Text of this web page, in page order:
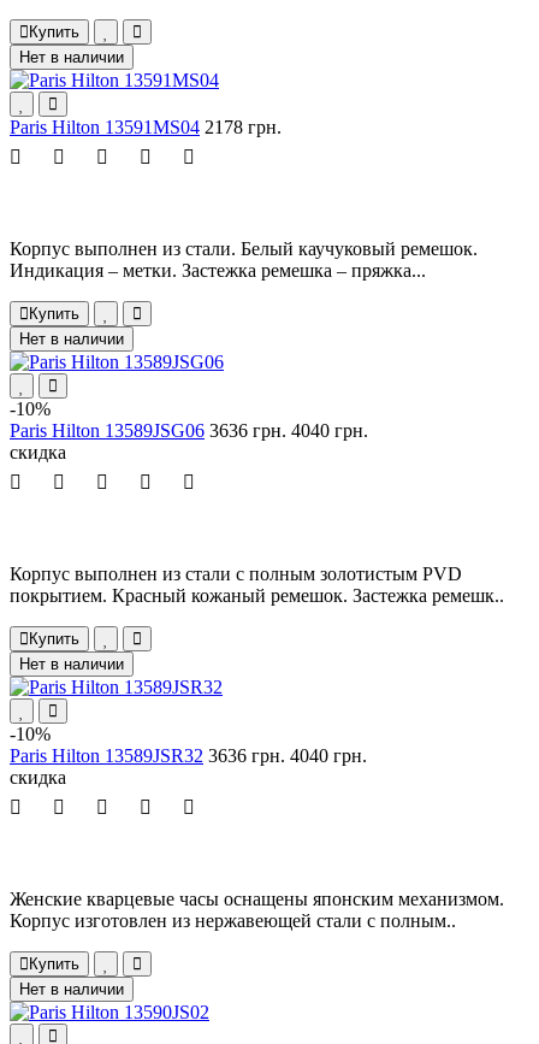
Купить
Нет в наличии
Paris Hilton 13591MS04 2178 грн.
Корпус выполнен из стали. Белый каучуковый ремешок.
Индикация – метки. Застежка ремешка – пряжка...
Купить
Нет в наличии
-10%
Paris Hilton 13589JSG06 3636 грн. 4040 грн.
скидка
Корпус выполнен из стали с полным золотистым PVD
покрытием. Красный кожаный ремешок. Застежка ремешк..
Купить
Нет в наличии
-10%
Paris Hilton 13589JSR32 3636 грн. 4040 грн.
скидка
Женские кварцевые часы оснащены японским механизмом.
Корпус изготовлен из нержавеющей стали с полным..
Купить
Нет в наличии